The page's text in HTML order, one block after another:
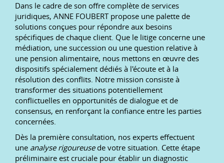
Dans le cadre de son offre complète de services
juridiques, ANNE FOUBERT propose une palette de
solutions conçues pour répondre aux besoins
spécifiques de chaque client. Que le litige concerne une
médiation, une succession ou une question relative à
une pension alimentaire, nous mettons en œuvre des
dispositifs spécialement dédiés à l'écoute et à la
résolution des conflits. Notre mission consiste à
transformer des situations potentiellement
conflictuelles en opportunités de dialogue et de
consensus, en renforçant la confiance entre les parties
concernées.
Dès la première consultation, nos experts effectuent
une analyse rigoureusede votre situation. Cette étape
préliminaire est cruciale pour établir un diagnostic